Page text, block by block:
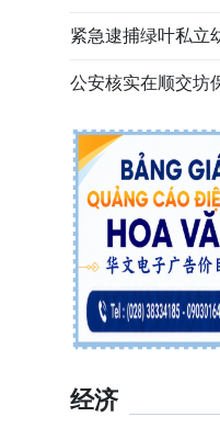
紧急逮捕绿叶私立
公安核实在顺交坊
经济